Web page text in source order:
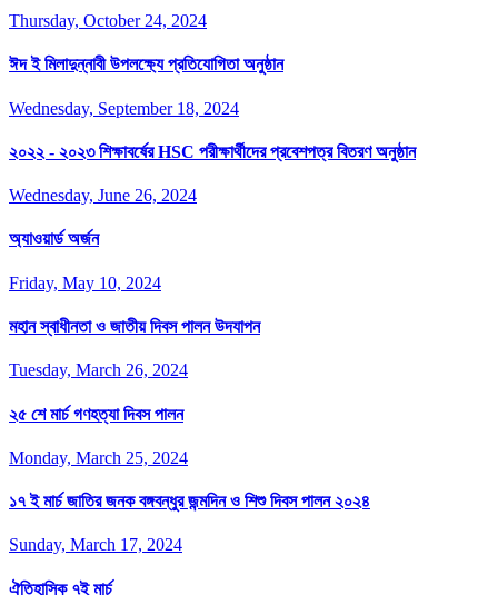
Thursday, October 24, 2024
ঈদ ই মিলাদুন্নাবী উপলক্ষ্যে প্রতিযোগিতা অনুষ্ঠান
Wednesday, September 18, 2024
২০২২ - ২০২৩ শিক্ষাবর্ষের HSC পরীক্ষার্থীদের প্রবেশপত্র বিতরণ অনুষ্ঠান
Wednesday, June 26, 2024
অ্যাওয়ার্ড অর্জন
Friday, May 10, 2024
মহান স্বাধীনতা ও জাতীয় দিবস পালন উদযাপন
Tuesday, March 26, 2024
২৫ শে মার্চ গণহত্যা দিবস পালন
Monday, March 25, 2024
১৭ ই মার্চ জাতির জনক বঙ্গবন্ধুর জন্মদিন ও শিশু দিবস পালন ২০২৪
Sunday, March 17, 2024
ঐতিহাসিক ৭ই মার্চ